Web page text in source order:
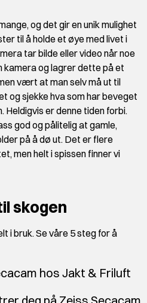
og det gir en unik mulighet
til å holde et øye med livet i
tar bilde eller video når noe
kamera og lagrer dette på et
vært at man selv må ut til
og sjekke hva som har beveget
Heldigvis er denne tiden forbi.
god og pålitelig at gamle,
på å dø ut. Det er flere
men helt i spissen finner vi
skogen
i bruk. Se våre 5 steg for å
hos Jakt & Friluft